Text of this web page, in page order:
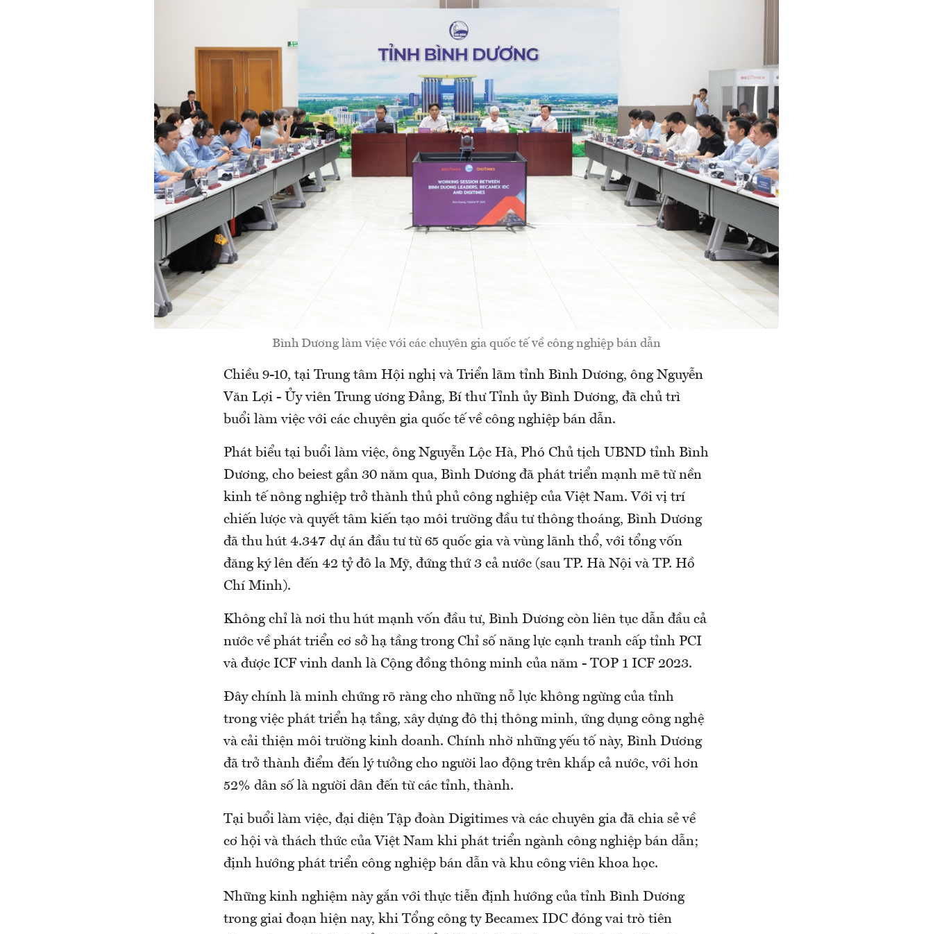
Bình Dương làm việc với các chuyên gia quốc tế về công nghiệp bán dẫn
Chiều 9-10, tại Trung tâm Hội nghị và Triển lãm tỉnh Bình Dương, ông Nguyễn
Văn Lợi - Ủy viên Trung ương Đảng, Bí thư Tỉnh ủy Bình Dương, đã chủ trì
buổi làm việc với các chuyên gia quốc tế về công nghiệp bán dẫn.
Phát biểu tại buổi làm việc, ông Nguyễn Lộc Hà, Phó Chủ tịch UBND tỉnh Bình
Dương, cho beiest gần 30 năm qua, Bình Dương đã phát triển mạnh mẽ từ nền
kinh tế nông nghiệp trở thành thủ phủ công nghiệp của Việt Nam. Với vị trí
chiến lược và quyết tâm kiến tạo môi trường đầu tư thông thoáng, Bình Dương
đã thu hút 4.347 dự án đầu tư từ 65 quốc gia và vùng lãnh thổ, với tổng vốn
đăng ký lên đến 42 tỷ đô la Mỹ, đứng thứ 3 cả nước (sau TP. Hà Nội và TP. Hồ
Chí Minh).
Không chỉ là nơi thu hút mạnh vốn đầu tư, Bình Dương còn liên tục dẫn đầu cả
nước về phát triển cơ sở hạ tầng trong Chỉ số năng lực cạnh tranh cấp tỉnh PCI
và được ICF vinh danh là Cộng đồng thông minh của năm - TOP 1 ICF 2023.
Đây chính là minh chứng rõ ràng cho những nỗ lực không ngừng của tỉnh
trong việc phát triển hạ tầng, xây dựng đô thị thông minh, ứng dụng công nghệ
và cải thiện môi trường kinh doanh. Chính nhờ những yếu tố này, Bình Dương
đã trở thành điểm đến lý tưởng cho người lao động trên khắp cả nước, với hơn
52% dân số là người dân đến từ các tỉnh, thành.
Tại buổi làm việc, đại diện Tập đoàn Digitimes và các chuyên gia đã chia sẻ về
cơ hội và thách thức của Việt Nam khi phát triển ngành công nghiệp bán dẫn;
định hướng phát triển công nghiệp bán dẫn và khu công viên khoa học.
Những kinh nghiệm này gắn với thực tiễn định hướng của tỉnh Bình Dương
trong giai đoạn hiện nay, khi Tổng công ty Becamex IDC đóng vai trò tiên